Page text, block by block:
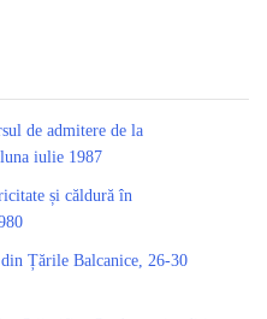
de admitere de la
iulie 1987
și căldură în
Țările Balcanice, 26-30